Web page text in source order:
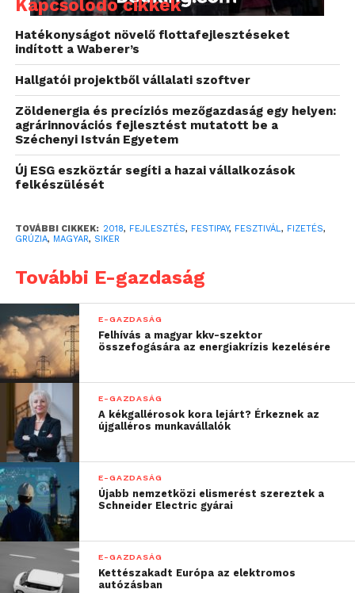
A Fekete-tenger partján található üdülőhelyen zajló
EchoWaves-t az egyik legnépszerűbb európai
fesztivál, az EXIT szervezői támogatják.
“Ez a 4 napos fesztivál
nagyban hozzájárul majd
turisztikai
fellendüléséhez.
Hatására emelkedni fog a
beruházások száma a
területen, miközben
Anaklia a régió
elektronikus zenei
központjává növi ki
magát. Az EXIT
tapasztalt
szervezőgárdájának
útmutatásai alapján az
elkövetkező években
szeretnénk az
Kapcsolódó cikkek
Hatékonyságot növelő flottafejlesztéseket
indított a Waberer’s
Hallgatói projektből vállalati szoftver
Zöldenergia és precíziós mezőgazdaság egy helyen:
agrárinnovációs fejlesztést mutatott be a
Széchenyi István Egyetem
Új ESG eszköztár segíti a hazai vállalkozások
felkészülését
TOVÁBBI CIKKEK: 2018, FEJLESZTÉS, FESTIPAY, FESZTIVÁL, FIZETÉS,
GRÚZIA, MAGYAR, SIKER
További E-gazdaság
E-GAZDASÁG
Felhívás a magyar kkv-szektor
összefogására az energiakrízis kezelésére
E-GAZDASÁG
A kékgallérosok kora lejárt? Érkeznek az
újgalléros munkavállalók
E-GAZDASÁG
Újabb nemzetközi elismerést szereztek a
Schneider Electric gyárai
E-GAZDASÁG
Kettészakadt Európa az elektromos
autózásban